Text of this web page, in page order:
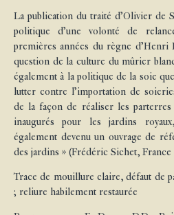
La publication du traité d’Olivier de
politique d’une volonté de
premières années du règne d’Henri
question de la culture du mûrier
également à la politique de la soie
lutter contre l’importation de
de la façon de réaliser les
inaugurés pour les jardins
également devenu un ouvrage de
des jardins » (Frédéric Sichet, France
Trace de mouillure claire, défaut de
; reliure habilement restaurée